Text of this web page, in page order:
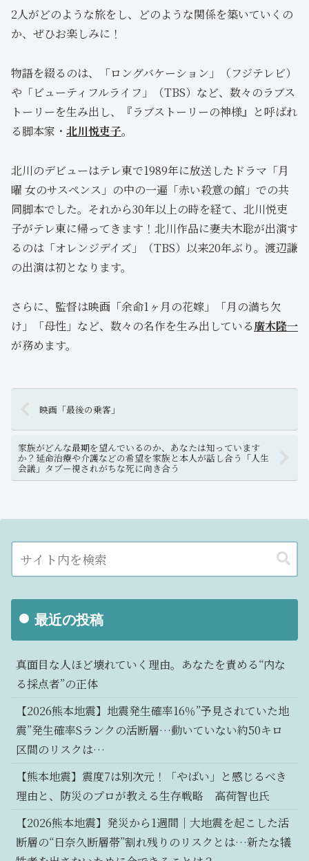
2人がどのような旅をし、どのような関係を築いていくの
か、ぜひお楽しみに！
物語を綴るのは、「ロングバケーション」（フジテレビ）
や「ビューティフルライフ」（TBS）など、数々のラブス
トーリーを生み出し、『ラブストーリーの神様』と呼ばれ
る脚本家・ 北川悦吏子。
北川のデビューはテレ東で1989年に放送したドラマ「月
曜 女のサスペンス」の中の一遍「赤い殺意の館」での共
同脚本でした。それから30年以上の時を経て、北川悦吏
子がテレ東に帰ってきます！北川作品に妻夫木聡が出演す
るのは「オレンジデイズ」（TBS）以来20年ぶり。渡辺謙
の出演は初となります。
さらに、監督は映画「余命1ヶ月の花嫁」「月の満ち欠
け」「母性」など、数々の名作を生み出している廣木隆一
が務めます。
映画「最後の乗客」
家族がどんな最期を望んでいるのか、あなたは知っています
か？延命治療や介護などの希望を家族と本人が話し合う「人生
会議」タブー視されがちな死に向き合う
最近の投稿
真面目な人ほど壊れていく理由。あなたを責める“内な
る採点者”の正体
【2026熊本地震】地震発生確率16％”予見されていた地
震”発生確率Sランクの活断層…動いていない約50キロ
区間のリスクは…
【熊本地震】震度7は別次元！「やばい」と感じるべき
理由と、防災のプロが教える生存戦略 高荷智也氏
【2026熊本地震】発災から1週間｜大地震を起こした活
断層の“日奈久断層帯”割れ残りのリスクとは…新たな犠